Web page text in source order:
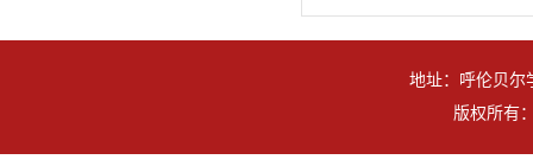
地址：呼伦贝尔
版权所有